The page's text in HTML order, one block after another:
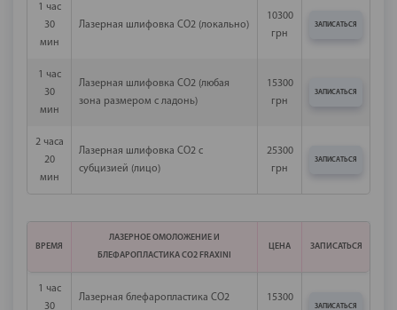
1 час
30
мин
Лазерная шлифовка СО2 (локально)
10300
грн
ЗАПИСАТЬСЯ
1 час
30
мин
Лазерная шлифовка СО2 (любая
зона размером с ладонь)
15300
грн
ЗАПИСАТЬСЯ
2 часа
20
мин
Лазерная шлифовка СО2 с
субцизией (лицо)
25300
грн
ЗАПИСАТЬСЯ
1 час
30
Лазерная блефаропластика СО2
15300
ЗАПИСАТЬСЯ
ВРЕМЯ
ЛАЗЕРНОЕ ОМОЛОЖЕНИЕ И
БЛЕФАРОПЛАСТИКА СО2 FRAXINI
ЦЕНА ЗАПИСАТЬСЯ